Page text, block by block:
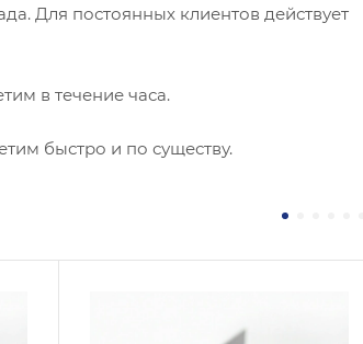
Для постоянных клиентов действует
в течение часа.
быстро и по существу.
Равнополочный